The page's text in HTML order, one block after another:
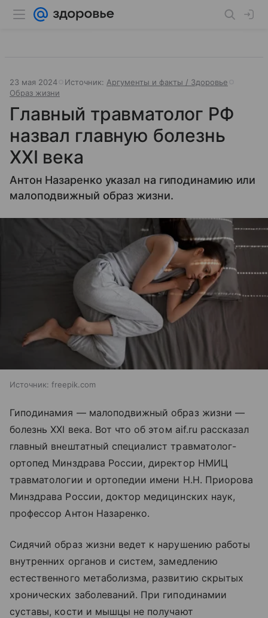
23 мая 2024 Источник: Аргументы и факты / Здоровье
Образ жизни
Главный травматолог РФ
назвал главную болезнь
XXI века
Антон Назаренко указал на гиподинамию или
малоподвижный образ жизни.
Источник: freepik.com
Гиподинамия — малоподвижный образ жизни —
болезнь XXI века. Вот что об этом aif.ru рассказал
главный внештатный специалист травматолог-
ортопед Минздрава России, директор НМИЦ
травматологии и ортопедии имени Н.Н. Приорова
Минздрава России, доктор медицинских наук,
профессор Антон Назаренко.
Сидячий образ жизни ведет к нарушению работы
внутренних органов и систем, замедлению
естественного метаболизма, развитию скрытых
хронических заболеваний. При гиподинамии
суставы, кости и мышцы не получают